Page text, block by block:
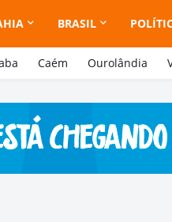
BRASIL
Caém Ourolândia